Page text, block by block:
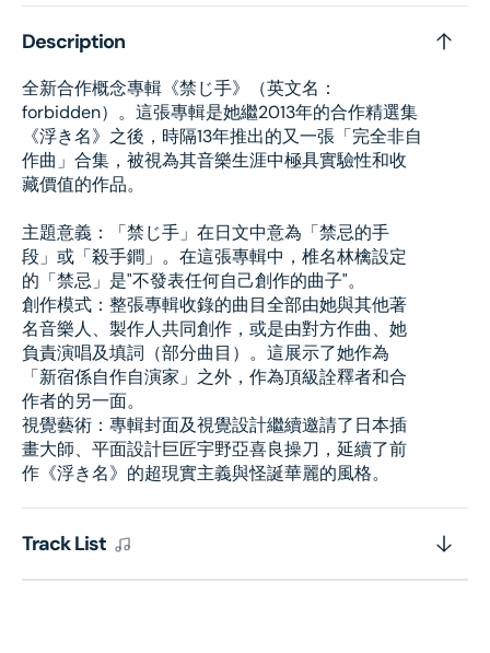
-
通
盤
-
通
Description
全新合作概念專輯《禁じ手》（英文名：
forbidden）。這張專輯是她繼2013年的合作精選集
《浮き名》之後，時隔13年推出的又一張「完全非自
作曲」合集，被視為其音樂生涯中極具實驗性和收
藏價值的作品。
主題意義：「禁じ手」在日文中意為「禁忌的手
段」或「殺手鐧」。在這張專輯中，椎名林檎設定
的「禁忌」是"不發表任何自己創作的曲子"。
創作模式：整張專輯收錄的曲目全部由她與其他著
名音樂人、製作人共同創作，或是由對方作曲、她
負責演唱及填詞（部分曲目）。這展示了她作為
「新宿係自作自演家」之外，作為頂級詮釋者和合
作者的另一面。
視覺藝術：專輯封面及視覺設計繼續邀請了日本插
畫大師、平面設計巨匠宇野亞喜良操刀，延續了前
作《浮き名》的超現實主義與怪誕華麗的風格。
Track List